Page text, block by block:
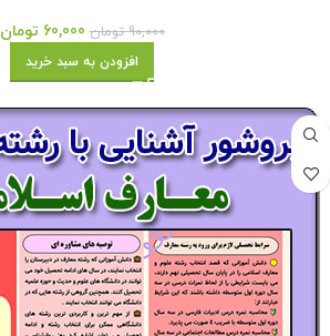
90,000 تومان 60,000 تومان
افزودن به سبد خرید